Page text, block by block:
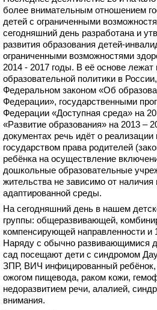
более внимательным отношением
детей с ограниченными
сегодняшний день разработана и
развития образования детей-
ограниченными возможностями
2014 - 2017 годы. В её основе лежат
образовательной политики в
Федеральном законом «Об
Федерации», государственными
Федерации «Доступная среда» на
«Развитие образования» на 2013 –
документах речь идёт о реализации
государством права родителей
ребёнка на осуществление
дошкольные образовательные
жительства не зависимо от наличия
адаптированной среды.
На сегодняшний день в нашем
группы: общеразвивающей,
компенсирующей направленности и
Наряду с обычно развивающимися
сад посещают дети с синдромом
ЗПР, ВИЧ инфицированный ребёнок,
ожогом пищевода, раком кожи,
недоразвитием речи, алалией,
внимания.